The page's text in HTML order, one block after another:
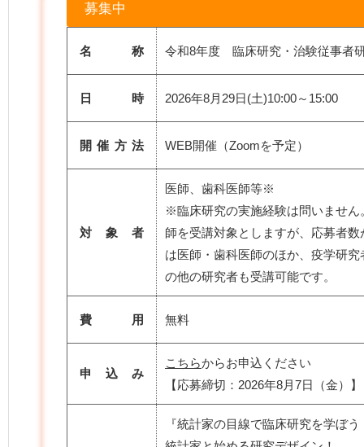
募集中
名 称 令和8年度 臨床研究・治験従事者
日 時 2026年8月29日(土)10:00～15:00
開催方法 WEB開催（Zoomを予定）
対 象 者
医師、歯科医師等※
※臨床研究の実施経験は問いません
師を受講対象としますが、応募者
は医師・歯科医師のほか、疫学研
の他の研究者も受講可能です。
費 用 無料
申 込 み
こちらからお申込ください
【応募締切：2026年8月7日（金）】
『統計家の目線で臨床研究を学ぼう